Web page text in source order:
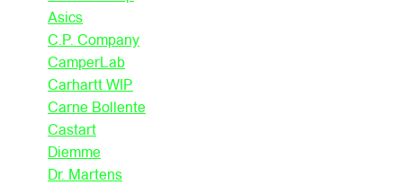
Asics
C.P. Company
CamperLab
Carhartt WIP
Carne Bollente
Castart
Diemme
Dr. Martens